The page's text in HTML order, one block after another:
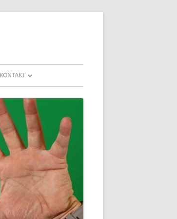
KONTAKT
DOWNLOADS
FAQ
DATENSCHUTZ
IMPRESSUM